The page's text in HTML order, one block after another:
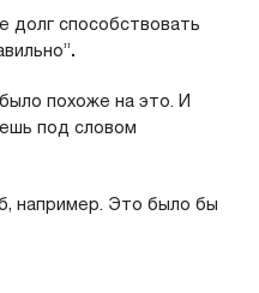
долг способствовать
.
похоже на это. И
под словом
например. Это было бы